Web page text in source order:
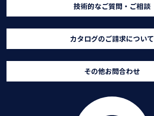
技術的なご質問・ご相談
カタログのご請求について
その他お問合わせ